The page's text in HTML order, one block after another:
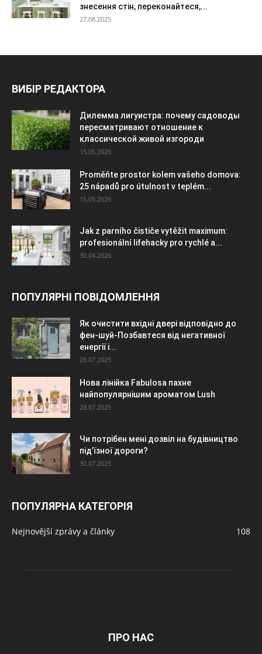
знесення стін, переконайтеся,...
27.08.2025
ВИБІР РЕДАКТОРА
Дилемма лигуистра: почему садоводы
пересматривают отношение к
классической живой изгороди
15.05.2026
Proměňte prostor kolem vašeho domova:
25 nápadů pro útulnost v teplém...
15.05.2026
Jak z parního čističe vytěžit maximum:
profesionální lifehacky pro rychlé a...
30.04.2026
ПОПУЛЯРНІ ПОВІДОМЛЕННЯ
Як очистити вхідні двері відповідно до
фен-шуй-Позбавтеся від негативної
енергії і...
28.07.2025
Нова лінійка Fabulosa пахне
найпопулярнішим ароматом Lush
28.07.2025
Чи потрібен мені дозвіл на будівництво
під’їзної дороги?
30.07.2025
ПОПУЛЯРНА КАТЕГОРІЯ
Nejnovější zprávy a články 108
ПРО НАС